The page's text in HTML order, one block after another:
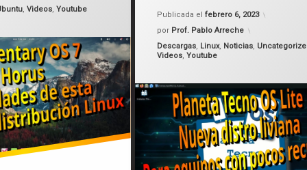
,Videos,Youtube
Publicada elfebrero 6, 2023
por Prof. Pablo Arreche
Categorías:
Descargas, Linux, Noticias,
Videos,Youtube
LXDE
MXLinux
Planeta Tecno OS